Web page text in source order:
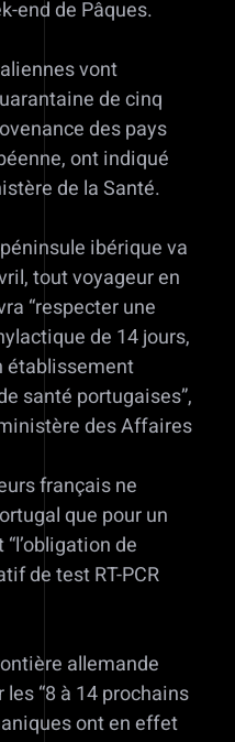
end de Pâques.
vont
de cinq
des pays
ont indiqué
de la Santé.
ibérique va
tout voyageur en
“respecter une
de 14 jours,
établissement
santé portugaises”,
des Affaires
français ne
que pour un
de
de test RT-PCR
allemande
“8 à 14 prochains
ont en effet